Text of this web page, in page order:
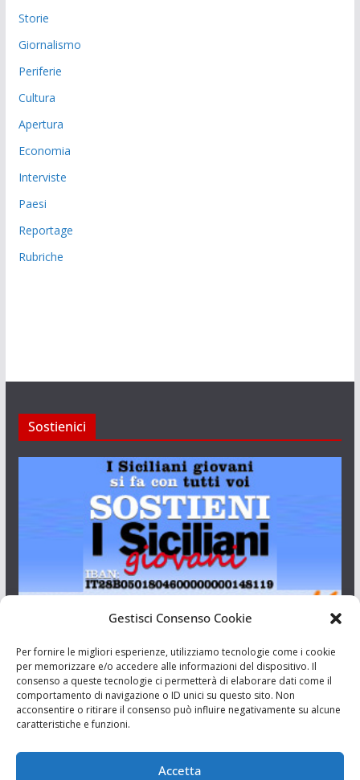
Gestisci Consenso Cookie
Per fornire le migliori esperienze, utilizziamo tecnologie come i cookie
per memorizzare e/o accedere alle informazioni del dispositivo. Il
consenso a queste tecnologie ci permetterà di elaborare dati come il
comportamento di navigazione o ID unici su questo sito. Non
acconsentire o ritirare il consenso può influire negativamente su alcune
caratteristiche e funzioni.
Accetta
Storie
Giornalismo
Periferie
Cultura
Apertura
Economia
Interviste
Paesi
Reportage
Rubriche
Sostienici
Aut. del tribunale di Catania n.23/2011 del 20/09/2011 Dir.
Resp. Riccardo Orioles.
Associazione Culturale I Siciliani Giovani